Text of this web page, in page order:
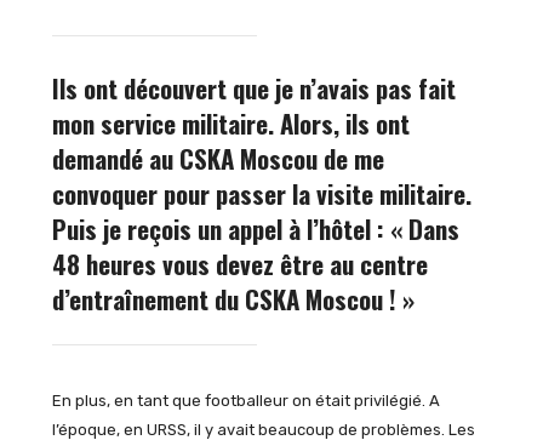
Ils ont découvert que je n’avais pas fait
mon service militaire. Alors, ils ont
demandé au CSKA Moscou de me
convoquer pour passer la visite militaire.
Puis je reçois un appel à l’hôtel : « Dans
48 heures vous devez être au centre
d’entraînement du CSKA Moscou ! »
En plus, en tant que footballeur on était privilégié. A
l’époque, en URSS, il y avait beaucoup de problèmes. Les